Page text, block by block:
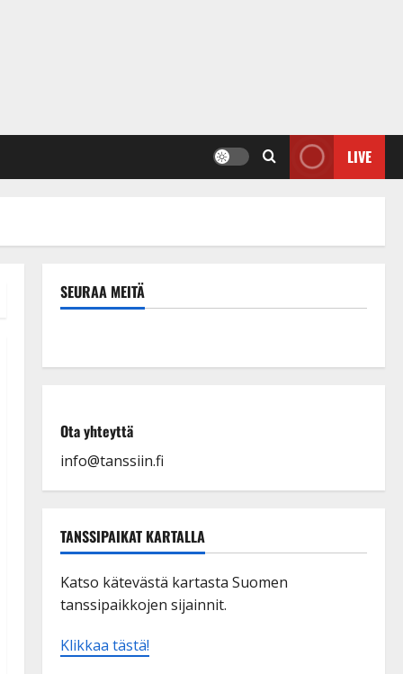
LIVE
SEURAA MEITÄ
Ota yhteyttä
info@tanssiin.fi
TANSSIPAIKAT KARTALLA
Katso kätevästä kartasta Suomen
tanssipaikkojen sijainnit.
Klikkaa tästä!